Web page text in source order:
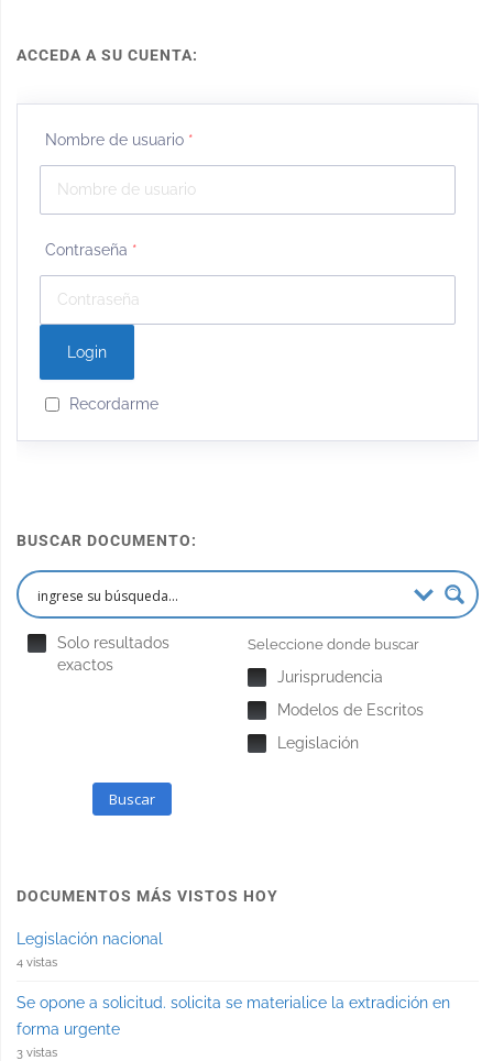
ACCEDA A SU CUENTA:
Nombre de usuario *
Contraseña *
Recordarme
BUSCAR DOCUMENTO:
Solo resultados
exactos
Seleccione donde buscar
Jurisprudencia
Modelos de Escritos
Legislación
Buscar
DOCUMENTOS MÁS VISTOS HOY
Legislación nacional
4 vistas
Se opone a solicitud. solicita se materialice la extradición en
forma urgente
3 vistas